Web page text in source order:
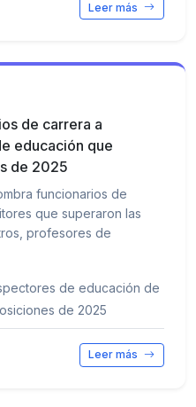
Leer más
de carrera a
educación que
de 2025
funcionarios de
que superaron las
profesores de
de educación de
de 2025
Leer más